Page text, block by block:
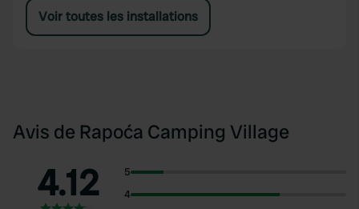
Voir toutes les installations
Avis de Rapoća Camping Village
4.12
5
4